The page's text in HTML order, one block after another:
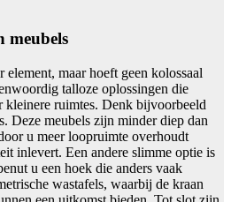
meubels
element, maar hoeft geen kolossaal
talloze oplossingen die
ruimtes. Denk bijvoorbeeld
Deze meubels zijn minder diep dan
u meer loopruimte overhoudt
inlevert. Een andere slimme optie is
u een hoek die anders vaak
wastafels, waarbij de kraan